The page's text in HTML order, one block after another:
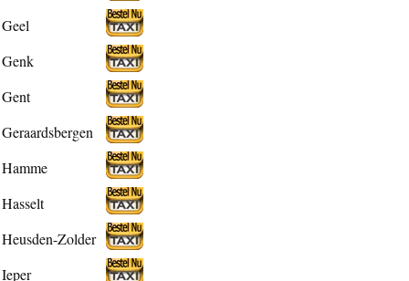
Geel
Genk
Gent
Geraardsbergen
Hamme
Hasselt
Heusden-Zolder
Ieper